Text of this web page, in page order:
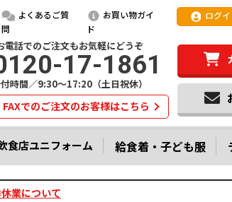
よくあるご質
問
お買い物ガイ
ド
ログ
電話でのご注文もお気軽にどうぞ
17-1861
時間／9:30～17:20（土日祝休）
FAXでのご注文のお客様はこちら
食店ユニフォーム 給食着・子ども服
業について